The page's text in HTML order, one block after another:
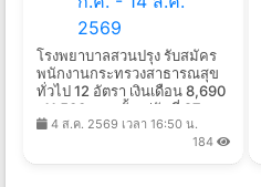
โรงพยาบาลสวนปรุง รับสมัคร
พนักงานกระทรวงสาธารณสุข
ทั่วไป 12 อัตรา เงินเดือน 8,690
-11,500 บาท ตั้งแต่วันที่ 27
ก.ค. - 14 ส.ค. 2569
4 ส.ค. 2569 เวลา 16:50 น.
184